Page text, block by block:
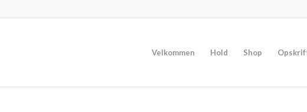
Velkommen Hold Shop